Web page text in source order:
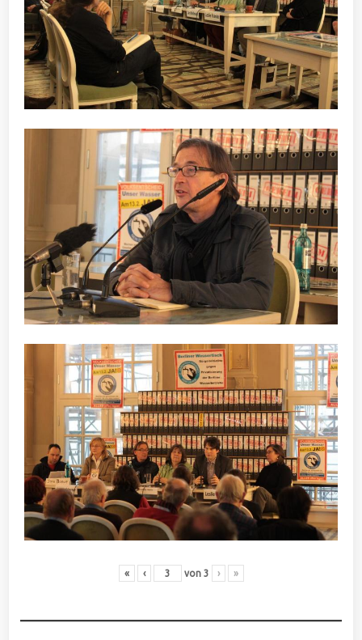
« ‹ von 3 › »